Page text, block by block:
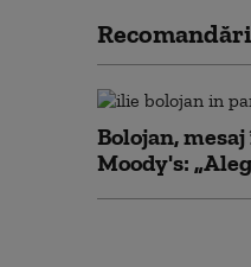
Bolojan,
Moody's: